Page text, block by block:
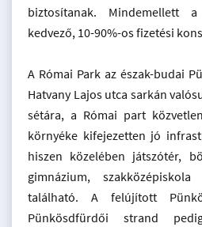
biztosítanak. Mindemellett
kedvező, 10-90%-os fizetési
A Római Park az észak-budai
Hatvany Lajos utca sarkán
sétára, a Római part
környéke kifejezetten jó
hiszen közelében játszótér,
gimnázium,
található. A felújított
Pünkösdfürdői strand